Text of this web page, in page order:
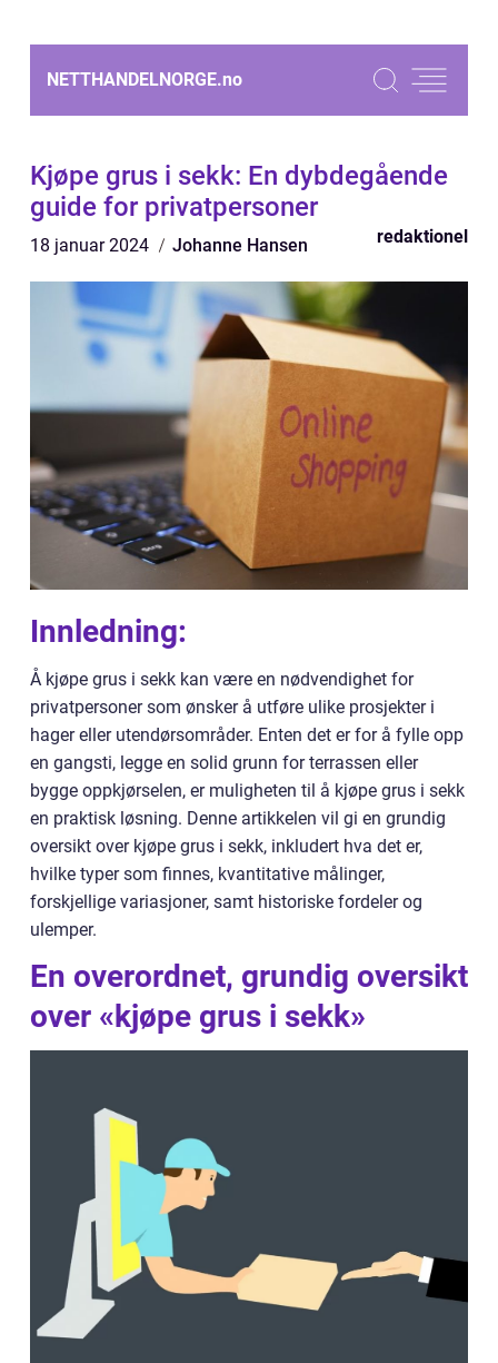
NETTHANDELNORGE.no
Kjøpe grus i sekk: En dybdegående
guide for privatpersoner
18 januar 2024 Johanne Hansen redaktionel
Innledning:
Å kjøpe grus i sekk kan være en nødvendighet for
privatpersoner som ønsker å utføre ulike prosjekter i
hager eller utendørsområder. Enten det er for å fylle opp
en gangsti, legge en solid grunn for terrassen eller
bygge oppkjørselen, er muligheten til å kjøpe grus i sekk
en praktisk løsning. Denne artikkelen vil gi en grundig
oversikt over kjøpe grus i sekk, inkludert hva det er,
hvilke typer som finnes, kvantitative målinger,
forskjellige variasjoner, samt historiske fordeler og
ulemper.
En overordnet, grundig oversikt
over «kjøpe grus i sekk»